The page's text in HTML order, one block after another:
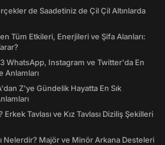
de Saadetiniz de Çil Çil Altınlarda
Tüm Etkileri, Enerjileri ve Şifa Alanları:
WhatsApp, Instagram ve Twitter'da En
Anlamları
Z'ye Gündelik Hayatta En Sık
Erkek Tavlası ve Kız Tavlası Diziliş Şekilleri
Nelerdir? Majör ve Minör Arkana Desteleri